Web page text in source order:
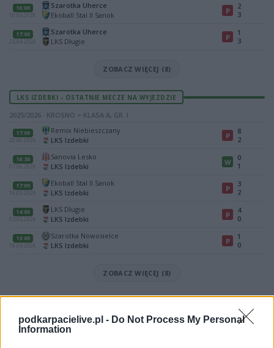
podkarpacielive.pl - Do Not Process My Personal
Information
16:00
10.05.2026
Szarotka Uherce
Ekoball Stal II Sanok
P
2
3
17:00
25.04.2026
Szarotka Uherce
LKS Długie
P
1
3
ZOBACZ WIĘCEJ (8)
LKS IZDEBKI - OSTATNIE MECZE NA WYJEZDZIE
2025/2026 · KROSNO > KLASA A, GR. I
17:00
20.06.2026
Remix Niebieszczany
LKS Izdebki
P
8
2
16:30
07.06.2026
Sanovia Lesko
LKS Izdebki
W
0
1
17:00
16.05.2026
Ekoball Stal II Sanok
LKS Izdebki
P
3
2
14:00
03.05.2026
LKS Długie
LKS Izdebki
P
4
0
13:00
19.04.2026
Szarotka Nowosielce
LKS Izdebki
P
1
0
ZOBACZ WIĘCEJ (8)
Mecz Szarotka Uherce - LKS Izdebki (Krosno > Klasa A, gr. I)
Spotkanie pomiędzy Szarotka Uherce i LKS Izdebki
rozegrane
zostanie w ramach Krosno > Klasa A, gr. I (9. kolejki - Krosno > Klasa A, gr.